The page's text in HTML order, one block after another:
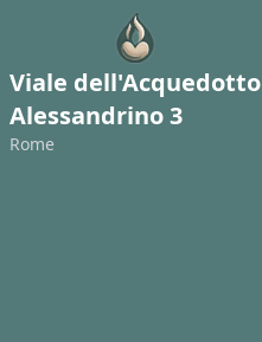
Viale dell'Acquedotto
Alessandrino 3
Rome